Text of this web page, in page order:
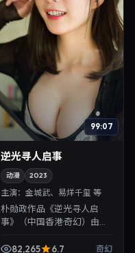
99:07
逆光寻人启事
动漫 2023
主演：金城武、易烊千玺 等
朴勋政作品《逆光寻人启
事》（中国香港·奇幻）由金
年4月10日正式上映。影片
82,265 6.7 奇幻